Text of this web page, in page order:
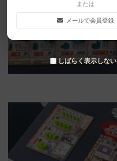
または
メールで会員登録
しばらく表示しない